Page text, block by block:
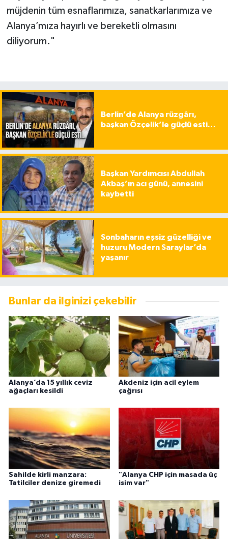
müjdenin tüm esnaflarımıza, sanatkarlarımıza ve
Alanya’mıza hayırlı ve bereketli olmasını
diliyorum."
Berlin’de Alanya rüzgârı,
başkan Özçelik’le güçlü esti…
Başkan Yardımcısı Abdullah
Akbaş’ın acı günü, annesini
kaybetti
Sonbaharın eşsiz güzelliği ve
huzuru Modern Saraylar’da
yaşanır
Bunlar da ilginizi çekebilir
Alanya’da 15 yıllık ceviz
ağaçları kesildi
Akdeniz için acil eylem
çağrısı
Sahilde kirli manzara:
Tatilciler denize giremedi
"Alanya CHP için masada üç
isim var"